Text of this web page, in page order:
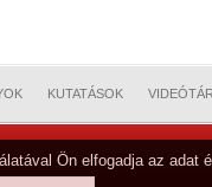
KUTATÁSOK VIDEÓTÁR
Ön elfogadja az